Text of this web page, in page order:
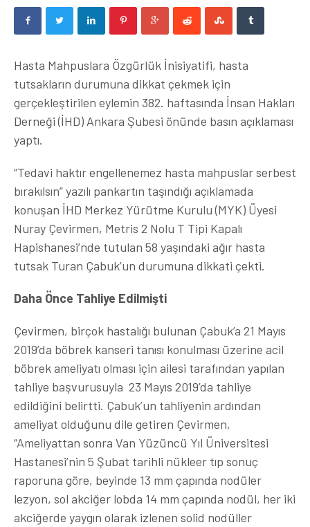
Hasta Mahpuslara Özgürlük İnisiyatifi, hasta
tutsakların durumuna dikkat çekmek için
gerçekleştirilen eylemin 382. haftasında İnsan Hakları
Derneği (İHD) Ankara Şubesi önünde basın açıklaması
yaptı.
“Tedavi haktır engellenemez hasta mahpuslar serbest
bırakılsın” yazılı pankartın taşındığı açıklamada
konuşan İHD Merkez Yürütme Kurulu (MYK) Üyesi
Nuray Çevirmen, Metris 2 Nolu T Tipi Kapalı
Hapishanesi’nde tutulan 58 yaşındaki ağır hasta
tutsak Turan Çabuk’un durumuna dikkati çekti.
Daha Önce Tahliye Edilmişti
Çevirmen, birçok hastalığı bulunan Çabuk’a 21 Mayıs
2019’da böbrek kanseri tanısı konulması üzerine acil
böbrek ameliyatı olması için ailesi tarafından yapılan
tahliye başvurusuyla 23 Mayıs 2019’da tahliye
edildiğini belirtti. Çabuk’un tahliyenin ardından
ameliyat olduğunu dile getiren Çevirmen,
“Ameliyattan sonra Van Yüzüncü Yıl Üniversitesi
Hastanesi’nin 5 Şubat tarihli nükleer tıp sonuç
raporuna göre, beyinde 13 mm çapında nodüler
lezyon, sol akciğer lobda 14 mm çapında nodül, her iki
akciğerde yaygın olarak izlenen solid nodüller